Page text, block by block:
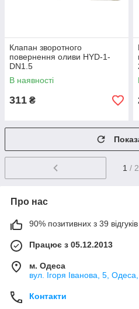
Клапан зворотного
повернення оливи HYD-1-
DN1.5
В наявності
311 ₴
1 / 2
Про нас
90% позитивних з 39 відгуків
Працює з 05.12.2013
м. Одеса
вул. Ігоря Іванова, 5,
Контакти